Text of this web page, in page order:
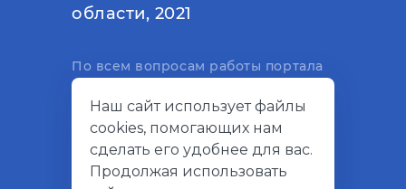
области, 2021
По всем вопросам работы портала
электронный адрес
support@socialkompas.ru
Наш сайт использует файлы
cookies, помогающих нам
сделать его удобнее для вас.
Продолжая использовать